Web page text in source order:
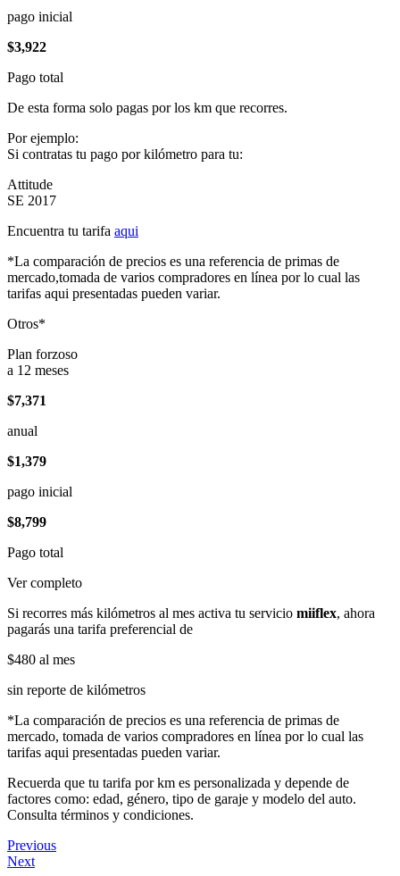
pago inicial
$3,922
Pago total
De esta forma solo pagas por los km que recorres.
Por ejemplo:
Si contratas tu pago por kilómetro para tu:
Attitude
SE 2017
Encuentra tu tarifa aqui
*La comparación de precios es una referencia de primas de
mercado,tomada de varios compradores en línea por lo cual las
tarifas aqui presentadas pueden variar.
Otros*
Plan forzoso
a 12 meses
$7,371
anual
$1,379
pago inicial
$8,799
Pago total
Ver completo
Si recorres más kilómetros al mes activa tu servicio miiflex, ahora
pagarás una tarifa preferencial de
$480 al mes
sin reporte de kilómetros
*La comparación de precios es una referencia de primas de
mercado, tomada de varios compradores en línea por lo cual las
tarifas aqui presentadas pueden variar.
Recuerda que tu tarifa por km es personalizada y depende de
factores como: edad, género, tipo de garaje y modelo del auto.
Consulta términos y condiciones.
Previous
Next